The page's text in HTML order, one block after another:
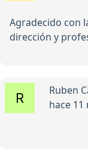
Agradecido con
dirección y
Ruben
hace 11